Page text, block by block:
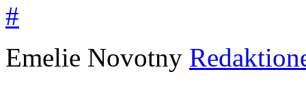
#
Emelie Novotny